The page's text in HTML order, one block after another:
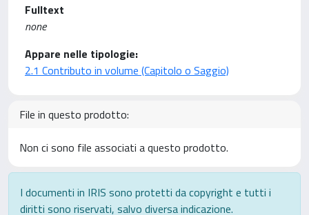
Fulltext
none
Appare nelle tipologie:
2.1 Contributo in volume (Capitolo o Saggio)
File in questo prodotto:
Non ci sono file associati a questo prodotto.
I documenti in IRIS sono protetti da copyright e tutti i
diritti sono riservati, salvo diversa indicazione.